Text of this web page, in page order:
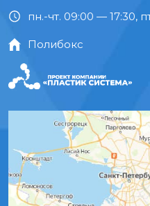
пн.-чт. 09:00 — 17:30,
Полибокс